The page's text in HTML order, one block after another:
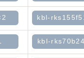
kbl-
kbl-rks70b24l